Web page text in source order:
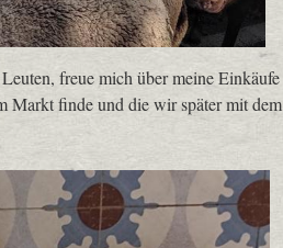
freue mich über meine Einkäufe
Markt finde und die wir später mit dem